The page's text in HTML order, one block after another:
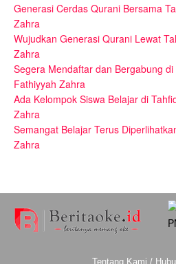
Generasi Cerdas Qurani Bersama
Zahra
Wujudkan Generasi Qurani Lewat
Zahra
Segera Mendaftar dan Bergabung
Fathiyyah Zahra
Ada Kelompok Siswa Belajar di
Zahra
Semangat Belajar Terus
Zahra
Tentang Kami /